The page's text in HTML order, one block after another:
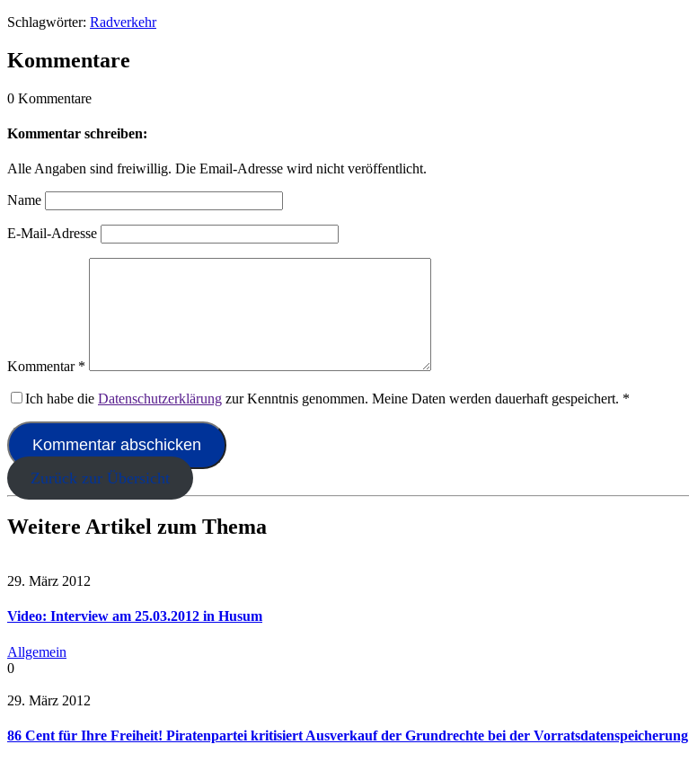
Schlagwörter: Radverkehr
Kommentare
0 Kommentare
Kommentar schreiben:
Alle Angaben sind freiwillig. Die Email-Adresse wird nicht veröffentlicht.
Name
E-Mail-Adresse
Kommentar *
Ich habe die Datenschutzerklärung zur Kenntnis genommen. Meine Daten werden dauerhaft gespeichert. *
Zurück zur Übersicht
Weitere Artikel zum Thema
29. März 2012
Video: Interview am 25.03.2012 in Husum
Allgemein
0
29. März 2012
86 Cent für Ihre Freiheit! Piratenpartei kritisiert Ausverkauf der Grundrechte bei der Vorratsdatenspeicherung